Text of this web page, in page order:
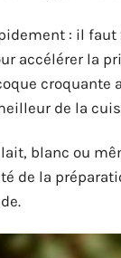
: il
accélérer la
croquante
de la
blanc ou
de la